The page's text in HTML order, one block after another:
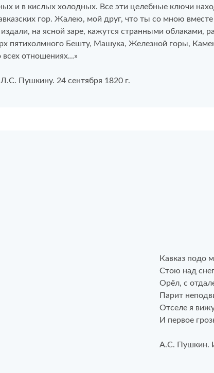
и в кислых холодных. Все эти целебные ключи
гор. Жалею, мой друг, что ты со мною
на ясной заре, кажутся странными
пятихолмного Бешту, Машука, Железной горы,
отношениях…»
Пушкину. 24 сентября 1820 г.
Кавказ подо
Стою над
Орёл, с
Парит
Отселе я
И первое
А.С. Пушкин.